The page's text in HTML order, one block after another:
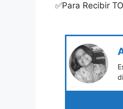
✅Para Recibir